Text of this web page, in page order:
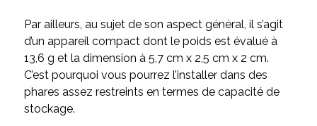
Par ailleurs, au sujet de son aspect général, il s’agit
d’un appareil compact dont le poids est évalué à
13,6 g et la dimension à 5,7 cm x 2,5 cm x 2 cm.
C’est pourquoi vous pourrez l’installer dans des
phares assez restreints en termes de capacité de
stockage.